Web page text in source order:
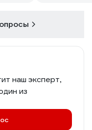
наш эксперт,
из